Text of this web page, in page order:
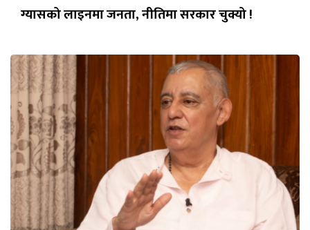
ग्यासको लाइनमा जनता, नीतिमा सरकार चुक्यो !